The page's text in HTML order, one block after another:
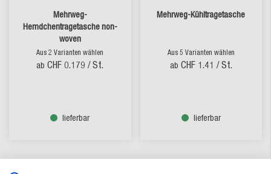
Mehrweg-
Hemdchentragetasche non-
woven
Aus 2 Varianten wählen
ab CHF 0.179 / St.
lieferbar
Mehrweg-Kühltragetasche
Aus 5 Varianten wählen
ab CHF 1.41 / St.
lieferbar